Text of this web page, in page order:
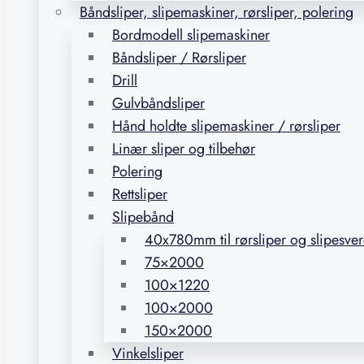
Båndsliper, slipemaskiner, rørsliper, polering
Bordmodell slipemaskiner
Båndsliper / Rørsliper
Drill
Gulvbåndsliper
Hånd holdte slipemaskiner / rørsliper
Linær sliper og tilbehør
Polering
Rettsliper
Slipebånd
40x780mm til rørsliper og
75×2000
100×1220
100×2000
150×2000
Vinkelsliper